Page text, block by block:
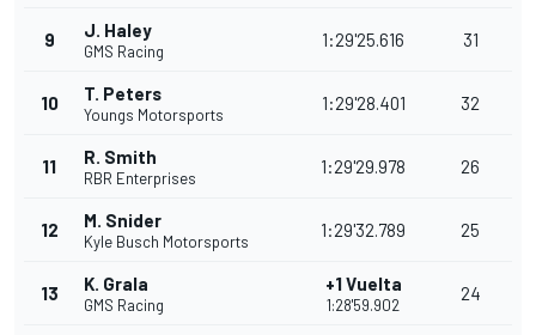
9 J. Haley
GMS Racing
1:29'25.616 31
10 T. Peters
Youngs Motorsports
1:29'28.401 32
11 R. Smith
RBR Enterprises
1:29'29.978 26
12 M. Snider
Kyle Busch Motorsports
1:29'32.789 25
13 K. Grala
GMS Racing
+1 Vuelta
1:28'59.902
24